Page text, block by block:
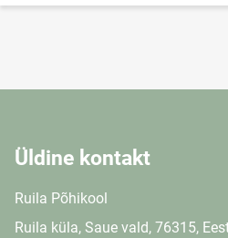
Üldine kontakt
Ruila Põhikool
Ruila küla, Saue vald, 76315,